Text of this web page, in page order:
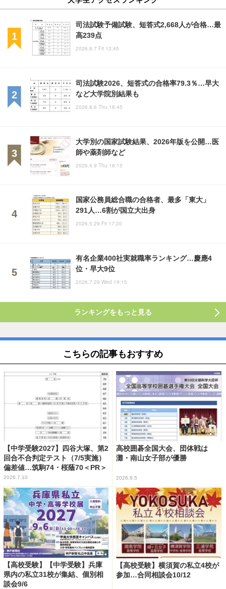
司法試験予備試験、短答式2,668人が合格…最
高239点
2026.8.7 Fri 13:45
司法試験2026、短答式の合格率79.3％…早大
など大学院別結果も
2026.8.6 Thu 18:45
大学別の国家試験結果、2026年版を公開…医
師や薬剤師など
2026.4.9 Thu 16:15
国家公務員総合職の合格者、最多「東大」
291人…6割が国立大出身
2026.5.29 Fri 17:20
有名企業400社実就職率ランキング…慶應4
位・早大9位
2026.7.29 Wed 19:15
ランキングをもっと見る
こちらの記事もおすすめ
【中学受験2027】四谷大塚、第2
回合不合判定テスト（7/5実施）
偏差値…筑駒74・桜蔭70＜PR＞
2026.7.10
高校囲碁全国大会、団体戦は
灘・南山女子部が優勝
2026.8.5
【高校受験】【中学受験】兵庫
県内の私立31校が集結、個別相
談会9/6
【高校受験】横須賀の私立4校が
参加…合同相談会10/12